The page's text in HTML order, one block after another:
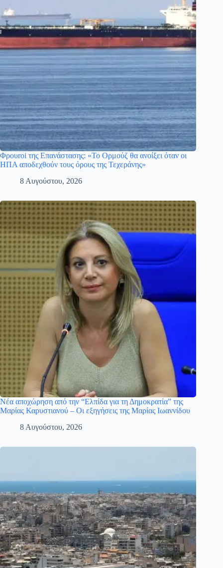
Φρουroi της Επανάστασης: «Το Ορμούζ θα ανοίξει όταν οι
ΗΠΑ αποδεχθούν τους όρους της Τεχεράνης»
8 Αυγούστου, 2026
Νέα αποχώρηση από την “Ελπίδα για τη Δημοκρατία” της
Μαρίας Καρυστιανού – Οι εξηγήσεις της Μαρίας Ιωαννίδου
8 Αυγούστου, 2026